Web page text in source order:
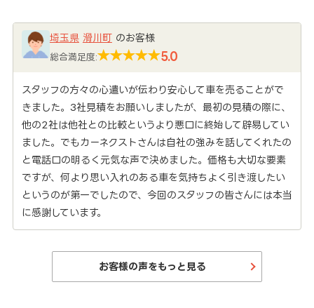
埼玉県 滑川町のお客様
総合満足度: 5.0
スタッフの方々の心遣いが伝わり安心して車を売ることがで
きました。3社見積をお願いしましたが、最初の見積の際に、
他の2社は他社との比較というより悪口に終始して辟易してい
ました。でもカーネクストさんは自社の強みを話してくれたの
と電話口の明るく元気な声で決めました。価格も大切な要素
ですが、何より思い入れのある車を気持ちよく引き渡したい
というのが第一でしたので、今回のスタッフの皆さんには本当
に感謝しています。
お客様の声をもっと見る